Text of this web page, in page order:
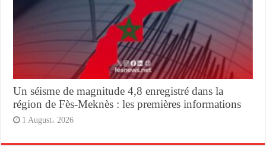
Un séisme de magnitude 4,8 enregistré dans la
région de Fès-Meknès : les premières informations
1 August، 2026